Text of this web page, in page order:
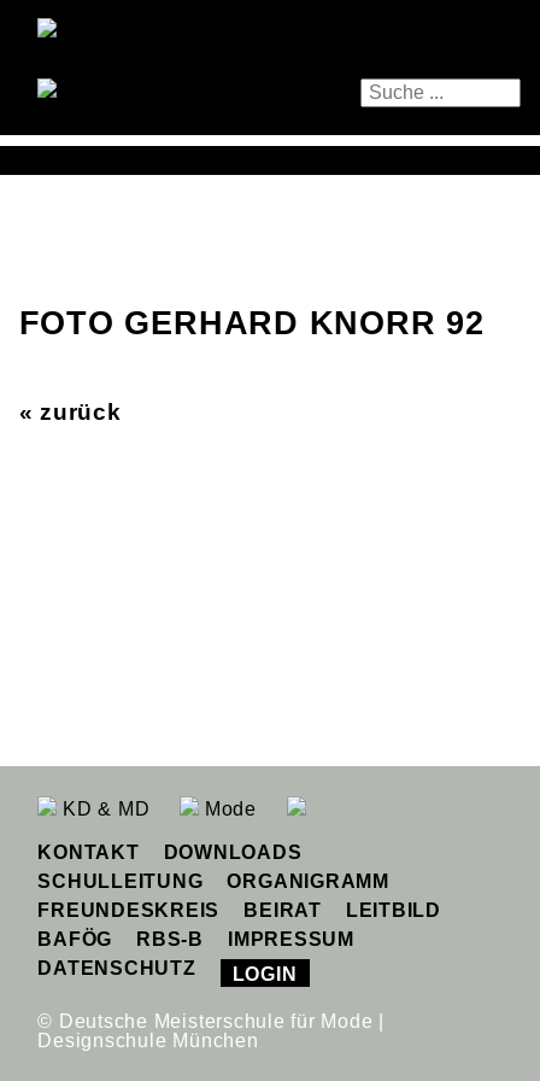
FOTO GERHARD KNORR 92
« zurück
KD & MD Mode
KONTAKT
DOWNLOADS
SCHULLEITUNG
ORGANIGRAMM
FREUNDESKREIS
BEIRAT
LEITBILD
BAFÖG
RBS-B
IMPRESSUM
DATENSCHUTZ
LOGIN
© Deutsche Meisterschule für Mode |
Designschule München